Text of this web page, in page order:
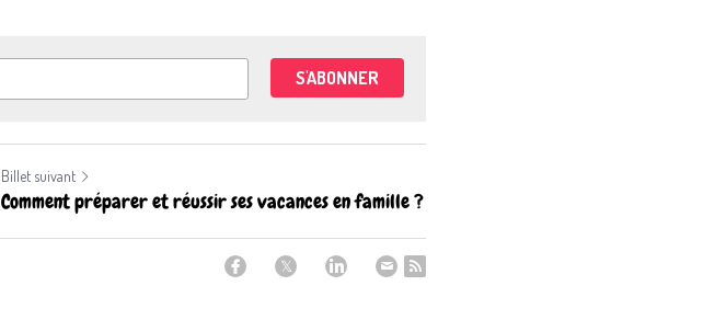
S'ABONNER
Billet suivant
Comment préparer et réussir ses vacances en famille ?